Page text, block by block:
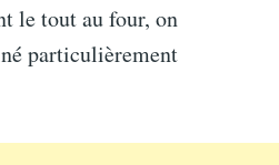
le tout au four, on
particulièrement